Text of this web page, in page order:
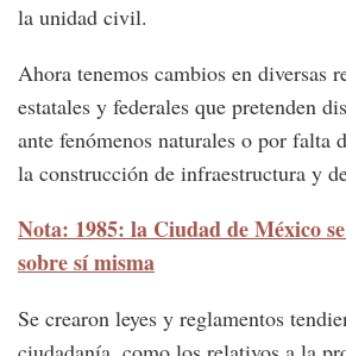
la unidad civil.
Ahora tenemos cambios en diversas
estatales y federales que pretenden
ante fenómenos naturales o por falta
la construcción de infraestructura y
Nota: 1985: la Ciudad de México
sobre sí misma
Se crearon leyes y reglamentos